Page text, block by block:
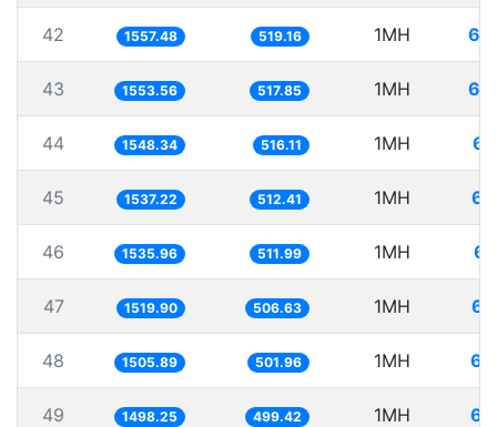
42 1557.48 519.16 1MH
43 1553.56 517.85 1MH
44 1548.34 516.11 1MH
45 1537.22 512.41 1MH
46 1535.96 511.99 1MH
47 1519.90 506.63 1MH
48 1505.89 501.96 1MH
49 1498.25 499.42 1MH